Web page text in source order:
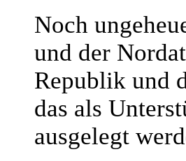
Noch
und der
Republik und
das als
ausgelegt